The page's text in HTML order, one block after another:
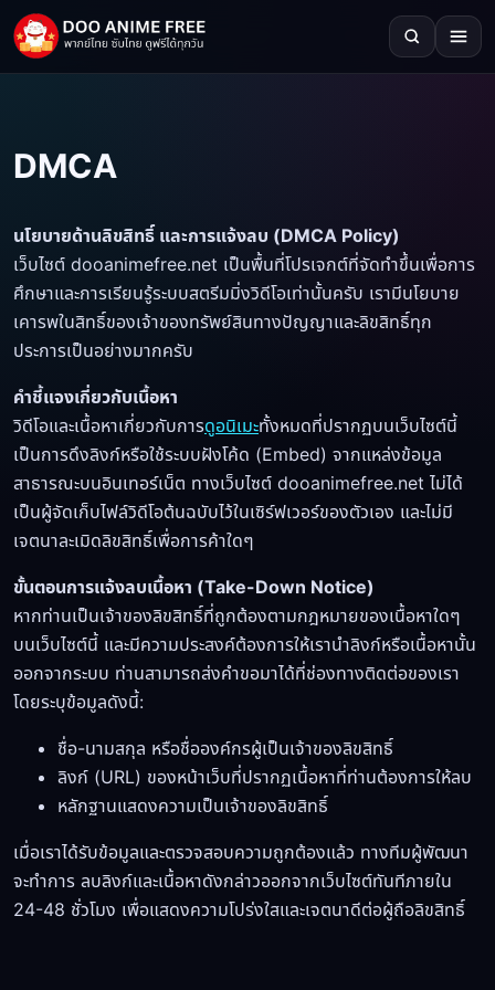
DMCA
นโยบายด้านลิขสิทธิ์ และการแจ้งลบ (DMCA Policy)
เว็บไซต์ dooanimefree.net เป็นพื้นที่โปรเจกต์ที่จัดทำขึ้นเพื่อการ
ศึกษาและการเรียนรู้ระบบสตรีมมิ่งวิดีโอเท่านั้นครับ เรามีนโยบาย
เคารพในสิทธิ์ของเจ้าของทรัพย์สินทางปัญญาและลิขสิทธิ์ทุก
ประการเป็นอย่างมากครับ
คำชี้แจงเกี่ยวกับเนื้อหา
วิดีโอและเนื้อหาเกี่ยวกับการดูอนิเมะทั้งหมดที่ปรากฏบนเว็บไซต์นี้
เป็นการดึงลิงก์หรือใช้ระบบฝังโค้ด (Embed) จากแหล่งข้อมูล
สาธารณะบนอินเทอร์เน็ต ทางเว็บไซต์ dooanimefree.net ไม่ได้
เป็นผู้จัดเก็บไฟล์วิดีโอต้นฉบับไว้ในเซิร์ฟเวอร์ของตัวเอง และไม่มี
เจตนาละเมิดลิขสิทธิ์เพื่อการค้าใดๆ
ขั้นตอนการแจ้งลบเนื้อหา (Take-Down Notice)
หากท่านเป็นเจ้าของลิขสิทธิ์ที่ถูกต้องตามกฎหมายของเนื้อหาใดๆ
บนเว็บไซต์นี้ และมีความประสงค์ต้องการให้เรานำลิงก์หรือเนื้อหานั้น
ออกจากระบบ ท่านสามารถส่งคำขอมาได้ที่ช่องทางติดต่อของเรา
โดยระบุข้อมูลดังนี้:
ชื่อ-นามสกุล หรือชื่อองค์กรผู้เป็นเจ้าของลิขสิทธิ์
ลิงก์ (URL) ของหน้าเว็บที่ปรากฏเนื้อหาที่ท่านต้องการให้ลบ
หลักฐานแสดงความเป็นเจ้าของลิขสิทธิ์
เมื่อเราได้รับข้อมูลและตรวจสอบความถูกต้องแล้ว ทางทีมผู้พัฒนา
จะทำการ ลบลิงก์และเนื้อหาดังกล่าวออกจากเว็บไซต์ทันทีภายใน
24-48 ชั่วโมง เพื่อแสดงความโปร่งใสและเจตนาดีต่อผู้ถือลิขสิทธิ์